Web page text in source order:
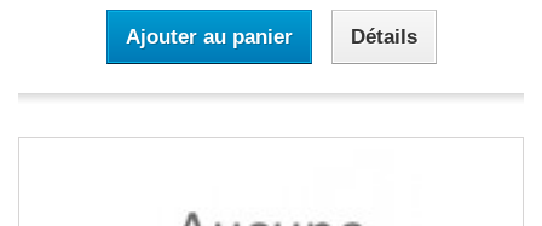
Ajouter au panier Détails